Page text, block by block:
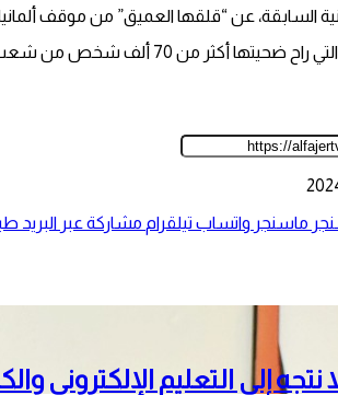
السابقة، عن “قلقها العميق” من موقف
ماسنجر واتساب تيلقرام مشاركة عبر البريد
نتجه إلى التعليم الإلكتروني